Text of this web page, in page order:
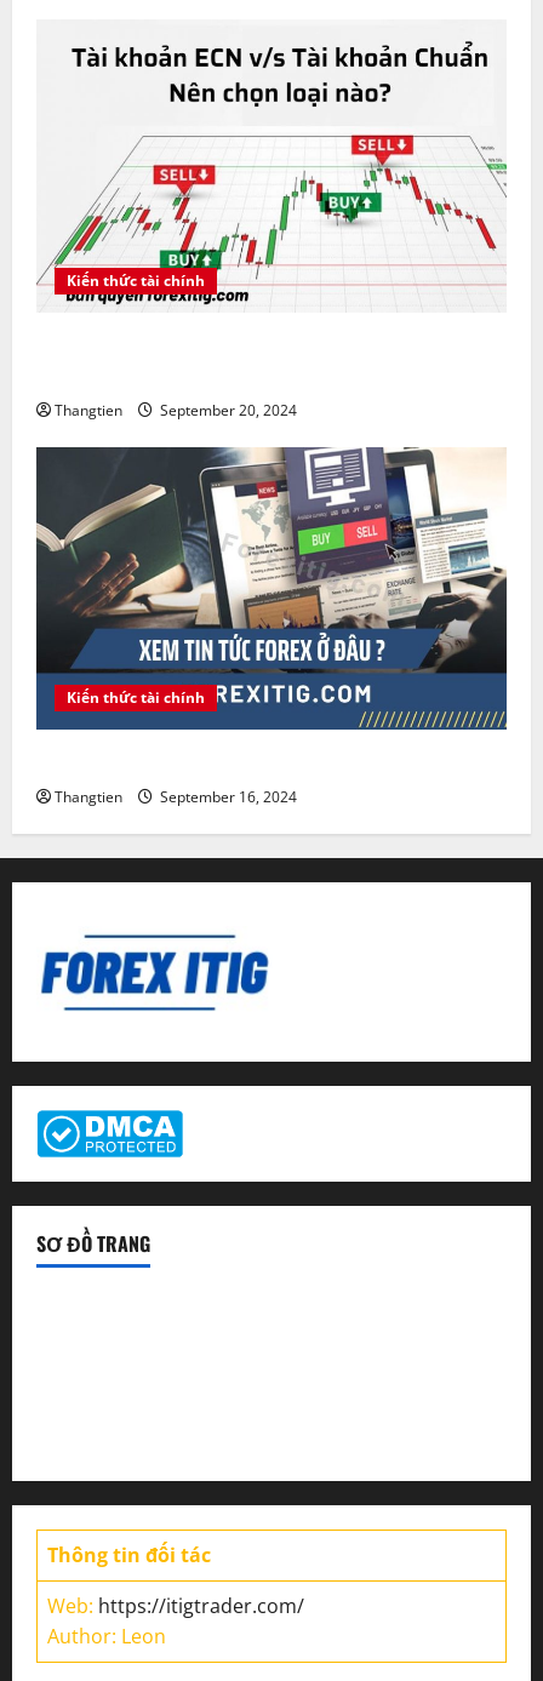
Kiến thức tài chính
Thangtien September 20, 2024
Kiến thức tài chính
Thangtien September 16, 2024
SƠ ĐỒ TRANG
Thông tin đối tác
Web: https://itigtrader.com/
Author: Leon